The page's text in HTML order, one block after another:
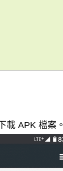
載 APK 檔案。